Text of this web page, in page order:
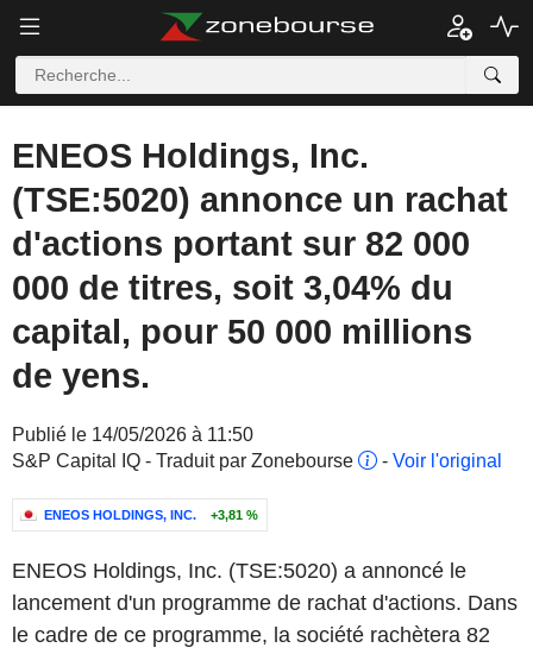
ENEOS Holdings, Inc.
(TSE:5020) annonce un rachat
d'actions portant sur 82 000
000 de titres, soit 3,04% du
capital, pour 50 000 millions
de yens.
Publié le 14/05/2026 à 11:50
S&P Capital IQ - Traduit par Zonebourse
- Voir l'original
ENEOS HOLDINGS, INC. +3,81 %
ENEOS Holdings, Inc. (TSE:5020) a annoncé le
lancement d'un programme de rachat d'actions. Dans
le cadre de ce programme, la société rachètera 82